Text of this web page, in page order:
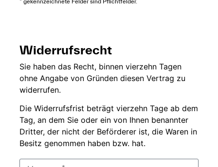
Widerrufsrecht
Sie haben das Recht, binnen vierzehn Tagen
ohne Angabe von Gründen diesen Vertrag zu
widerrufen.
Die Widerrufsfrist beträgt vierzehn Tage ab dem
Tag, an dem Sie oder ein von Ihnen benannter
Dritter, der nicht der Beförderer ist, die Waren in
Besitz genommen haben bzw. hat.